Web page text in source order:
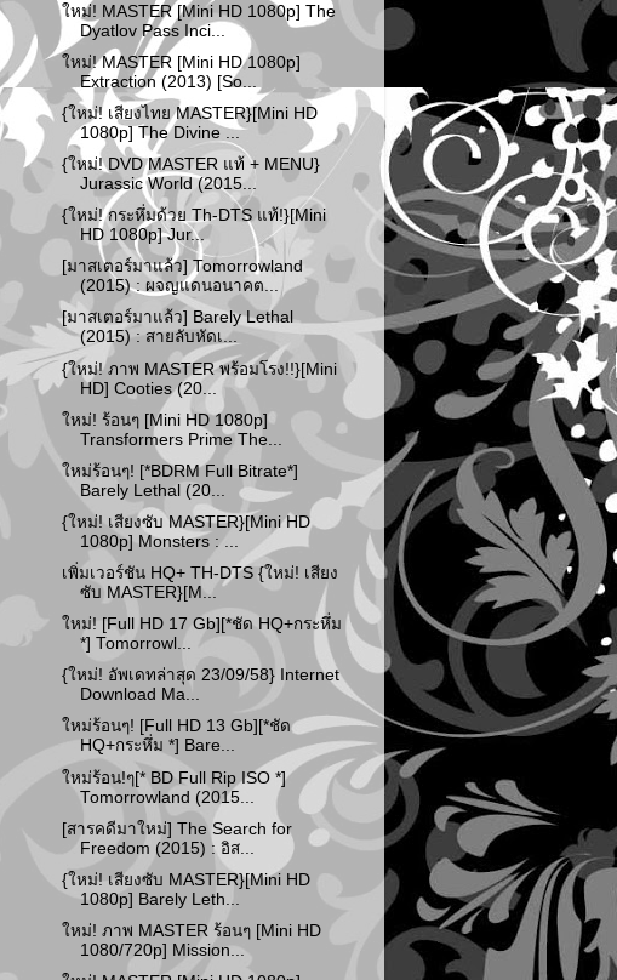
ใหม่! MASTER [Mini HD 1080p] The
Dyatlov Pass Inci...
ใหม่! MASTER [Mini HD 1080p]
Extraction (2013) [So...
{ใหม่! เสียงไทย MASTER}[Mini HD
1080p] The Divine ...
{ใหม่! DVD MASTER แท้ + MENU}
Jurassic World (2015...
{ใหม่! กระหึ่มด้วย Th-DTS แท้!}[Mini
HD 1080p] Jur...
[มาสเตอร์มาแล้ว] Tomorrowland
(2015) : ผจญแดนอนาคต...
[มาสเตอร์มาแล้ว] Barely Lethal
(2015) : สายลับหัดเ...
{ใหม่! ภาพ MASTER พร้อมโรง!!}[Mini
HD] Cooties (20...
ใหม่! ร้อนๆ [Mini HD 1080p]
Transformers Prime The...
ใหม่ร้อนๆ! [*BDRM Full Bitrate*]
Barely Lethal (20...
{ใหม่! เสียงซับ MASTER}[Mini HD
1080p] Monsters : ...
เพิ่มเวอร์ชัน HQ+ TH-DTS {ใหม่! เสียง
ซับ MASTER}[M...
ใหม่! [Full HD 17 Gb][*ชัด HQ+กระหึ่ม
*] Tomorrowl...
{ใหม่! อัพเดทล่าสุด 23/09/58} Internet
Download Ma...
ใหม่ร้อนๆ! [Full HD 13 Gb][*ชัด
HQ+กระหึ่ม *] Bare...
ใหม่ร้อน!ๆ[* BD Full Rip ISO *]
Tomorrowland (2015...
[สารคดีมาใหม่] The Search for
Freedom (2015) : อิส...
{ใหม่! เสียงซับ MASTER}[Mini HD
1080p] Barely Leth...
ใหม่! ภาพ MASTER ร้อนๆ [Mini HD
1080/720p] Mission...